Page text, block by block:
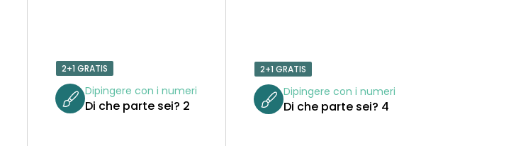
2+1 GRATIS
Dipingere con i numeri
Di che parte sei? 2
2+1 GRATIS
Dipingere con i numeri
Di che parte sei? 4